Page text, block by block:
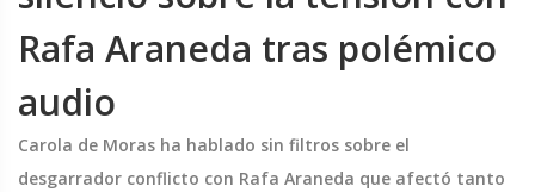
Rafa Araneda tras polémico
audio
Carola de Moras ha hablado sin filtros sobre el
desgarrador conflicto con Rafa Araneda que afectó tanto